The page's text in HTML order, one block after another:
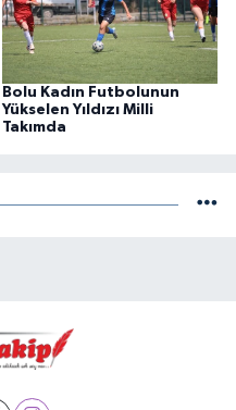
Bolu Kadın Futbolunun
Yükselen Yıldızı Milli
Takımda